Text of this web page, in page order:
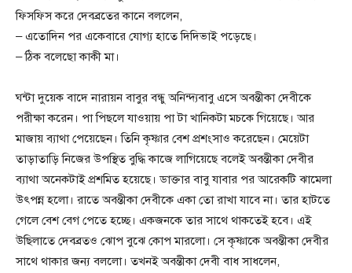
ফিসফিস করে দেবব্রতের কানে বললেন,
– এতোদিন পর একেবারে যোগ্য হাতে দিদিভাই পড়েছে।
– ঠিক বলেছো কাকী মা।
ঘন্টা দুয়েক বাদে নারায়ন বাবুর বন্ধু অনিন্দ্যবাবু এসে অবন্তীকা দেবীকে
পরীক্ষা করেন। পা পিছলে যাওয়ায় পা টা খানিকটা মচকে গিয়েছে। আর
মাজায় ব্যাথা পেয়েছেন। তিনি কৃষ্ণার বেশ প্রশংসাও করেছেন। মেয়েটা
তাড়াতাড়ি নিজের উপস্থিত বুদ্ধি কাজে লাগিয়েছে বলেই অবন্তীকা দেবীর
ব্যাথা অনেকটাই প্রশমিত হয়েছে। ডাক্তার বাবু যাবার পর আরেকটি ঝামেলা
উৎপন্ন হলো। রাতে অবন্তীকা দেবীকে একা তো রাখা যাবে না। তার হাটতে
গেলে বেশ বেগ পেতে হচ্ছে। একজনকে তার সাথে থাকতেই হবে। এই
উছিলাতে দেবব্রতও ঝোপ বুঝে কোপ মারলো। সে কৃষ্ণাকে অবন্তীকা দেবীর
সাথে থাকার জন্য বললো। তখনই অবন্তীকা দেবী বাধ সাধলেন,